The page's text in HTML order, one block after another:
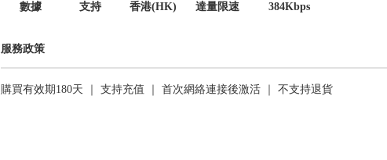
數據
支持
香港(HK)
達量限速
384Kbps
服務政策
購買有效期180天 ｜ 支持充值 ｜ 首次網絡連接後激活 ｜ 不支持退貨